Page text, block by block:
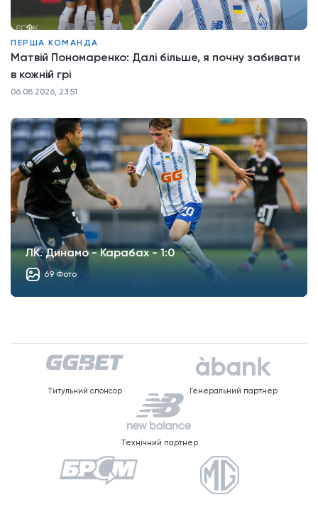
ПЕРША КОМАНДА
Матвій Пономаренко: Далі більше, я почну забивати
в кожній грі
06.08.2026, 23:51
ЛК. Динамо - Карабах - 1:0
69 Фото
Титульний спонсор Генеральний партнер
Технічний партнер